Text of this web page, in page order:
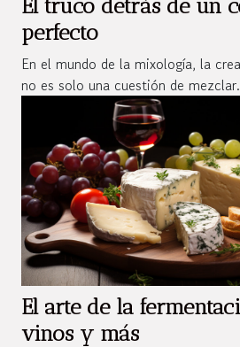
El truco detrás de un
perfecto
En el mundo de la mixología, la
no es solo una cuestión de
El arte de la
vinos y más